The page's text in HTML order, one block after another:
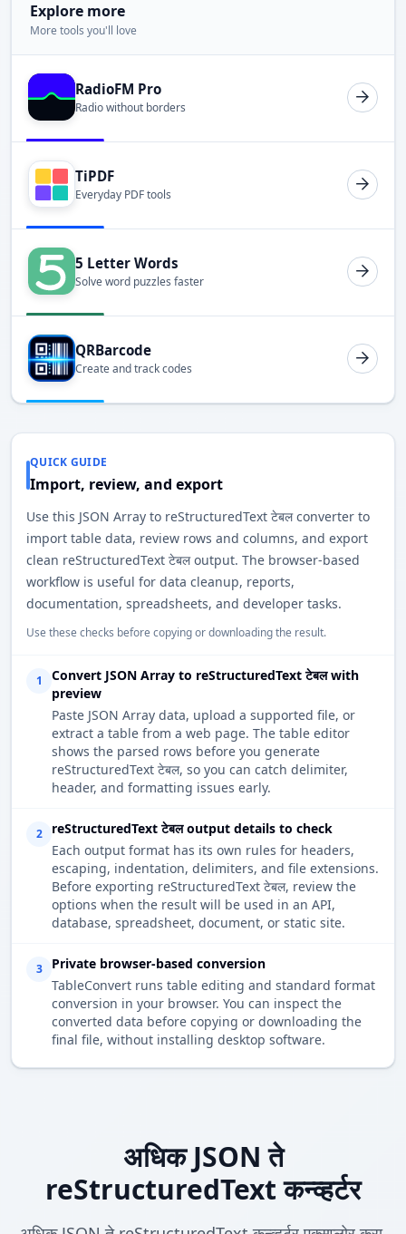
Explore more
More tools you'll love
RadioFM Pro
Radio without borders
TiPDF
Everyday PDF tools
5 Letter Words
Solve word puzzles faster
QRBarcode
Create and track codes
QUICK GUIDE
Import, review, and export
Use this JSON Array to reStructuredText टेबल converter to
import table data, review rows and columns, and export
clean reStructuredText टेबल output. The browser-based
workflow is useful for data cleanup, reports,
documentation, spreadsheets, and developer tasks.
Use these checks before copying or downloading the result.
1
Convert JSON Array to reStructuredText टेबल with
preview
Paste JSON Array data, upload a supported file, or
extract a table from a web page. The table editor
shows the parsed rows before you generate
reStructuredText टेबल, so you can catch delimiter,
header, and formatting issues early.
2
reStructuredText टेबल output details to check
Each output format has its own rules for headers,
escaping, indentation, delimiters, and file extensions.
Before exporting reStructuredText टेबल, review the
options when the result will be used in an API,
database, spreadsheet, document, or static site.
3
Private browser-based conversion
TableConvert runs table editing and standard format
conversion in your browser. You can inspect the
converted data before copying or downloading the
final file, without installing desktop software.
अधिक JSON ते
reStructuredText कन्व्हर्टर